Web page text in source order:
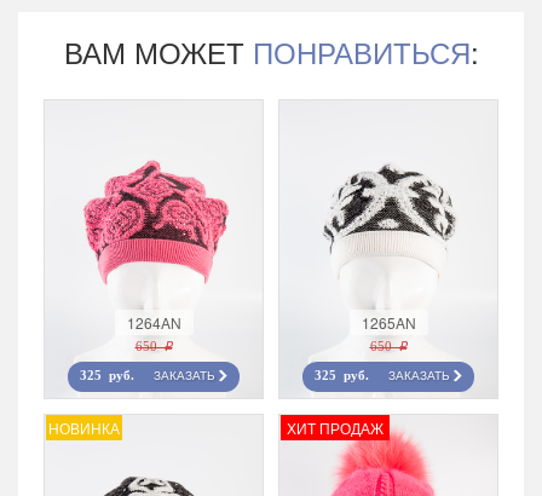
ВАМ МОЖЕТ ПОНРАВИТЬСЯ:
1264AN
650 r
325 руб. ЗАКАЗАТЬ
1265AN
650 r
325 руб. ЗАКАЗАТЬ
НОВИНКА ХИТ ПРОДАЖ